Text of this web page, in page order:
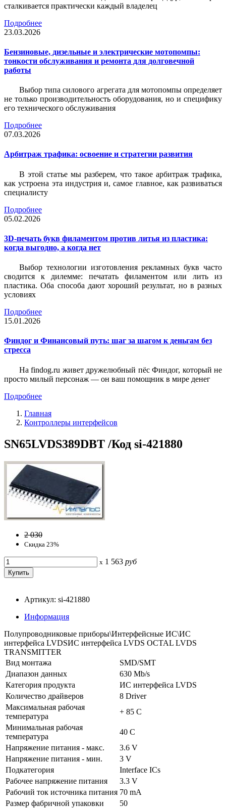
сталкивается практически каждый владелец
Подробнее
23.03.2026
Бензиновые, дизельные и электрические мотопомпы:
тонкости обслуживания и ремонта для долговечной
работы
Выбор типа силового агрегата для мотопомпы определяет
не только производительность оборудования, но и специфику
его технического обслуживания
Подробнее
07.03.2026
Арбитраж трафика: освоение и стратегии развития
В этой статье мы разберем, что такое арбитраж трафика,
как устроена эта индустрия и, самое главное, как развиваться
специалисту
Подробнее
05.02.2026
3D-печать букв филаментом против литья из пластика:
когда выгодно, а когда нет
Выбор технологии изготовления рекламных букв часто
сводится к дилемме: печатать филаментом или лить из
пластика. Оба способа дают хороший результат, но в разных
условиях
Подробнее
15.01.2026
Финдог и Финансовый путь: шаг за шагом к деньгам без
стресса
На findog.ru живет дружелюбный пёс Финдог, который не
просто милый персонаж — он ваш помощник в мире денег
Подробнее
Главная
Контроллеры интерфейсов
SN65LVDS389DBT /Код si-421880
2 030
Скидка 23%
x 1 563 руб
Артикул: si-421880
Информация
Полупроводниковые приборы\Интерфейсные ИС\ИС
интерфейса LVDSИС интерфейса LVDS OCTAL LVDS
TRANSMITTER
Вид монтажа
SMD/SMT
Диапазон данных
630 Mb/s
Категория продукта
ИС интерфейса LVDS
Количество драйверов
8 Driver
Максимальная рабочая
температура
+ 85 C
Минимальная рабочая
температура
40 C
Напряжение питания - макс.
3.6 V
Напряжение питания - мин.
3 V
Подкатегория
Interface ICs
Рабочее напряжение питания
3.3 V
Рабочий ток источника питания 70 mA
Размер фабричной упаковки
50